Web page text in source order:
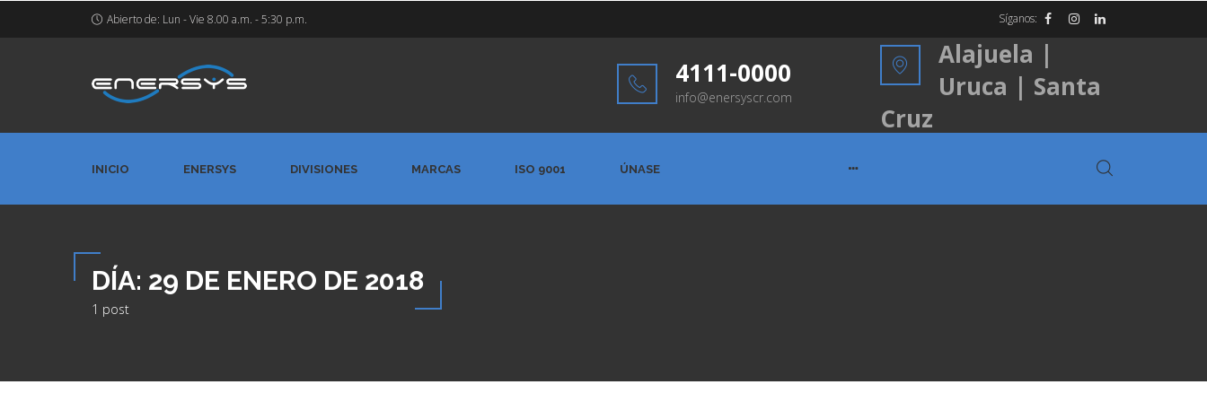
Abierto de: Lun - Vie 8.00 a.m. - 5:30 p.m. Síganos:
4111-0000
info@enersyscr.com
Alajuela |
Uruca | Santa
Cruz
INICIO ENERSYS DIVISIONES MARCAS ISO 9001 ÚNASE
DÍA: 29 DE ENERO DE 2018
1 post